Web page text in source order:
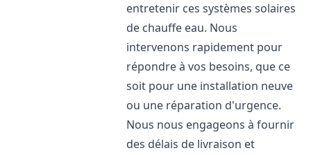
entretenir ces systèmes solaires
de chauffe eau. Nous
intervenons rapidement pour
répondre à vos besoins, que ce
soit pour une installation neuve
ou une réparation d'urgence.
Nous nous engageons à fournir
des délais de livraison et